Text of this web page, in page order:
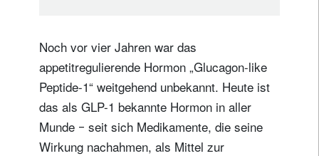
Noch vor vier Jahren war das
appetitregulierende Hormon „Glucagon-like
Peptide-1“ weitgehend unbekannt. Heute ist
das als GLP-1 bekannte Hormon in aller
Munde ‒ seit sich Medikamente, die seine
Wirkung nachahmen, als Mittel zur